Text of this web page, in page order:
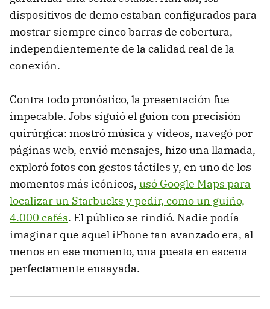
dispositivos de demo estaban configurados para
mostrar siempre cinco barras de cobertura,
independientemente de la calidad real de la
conexión.
Contra todo pronóstico, la presentación fue
impecable. Jobs siguió el guion con precisión
quirúrgica: mostró música y vídeos, navegó por
páginas web, envió mensajes, hizo una llamada,
exploró fotos con gestos táctiles y, en uno de los
momentos más icónicos, usó Google Maps para
localizar un Starbucks y pedir, como un guiño,
4.000 cafés. El público se rindió. Nadie podía
imaginar que aquel iPhone tan avanzado era, al
menos en ese momento, una puesta en escena
perfectamente ensayada.